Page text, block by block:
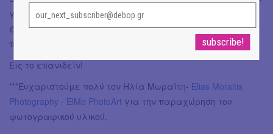
για την επόμενη μιάμιση ώρα είμαστε εμείς οι δύο σε
ένα μουσικό σύμπαν μακριά... Είναι από τις περιπτώσεις
που νιώθεις ξεκάθαρα τη δύναμη της μουσικής.
Εις το επανιδείν!
***Ευχαριστούμε πολύ τον Ηλία Μωραΐτη- Elias Moraitis
Photography - ElMo PhotoArt για την παραχώρηση του
φωτογραφικού υλικού.